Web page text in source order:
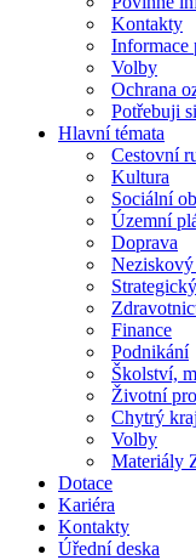
Kontakty
Informace
Volby
Ochrana
Potřebuji
Hlavní témata
Cestovní
Kultura
Sociální
Územní
Doprava
Neziskový
Finance
Podnikání
Školství,
Životní
Chytrý kraj
Volby
Materiály
Dotace
Kariéra
Kontakty
Úřední deska